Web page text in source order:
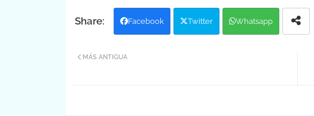
Facebook Twitter Whatsapp
MÁS ANTIGUA